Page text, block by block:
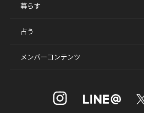
暮らす
占う
メンバーコンテンツ